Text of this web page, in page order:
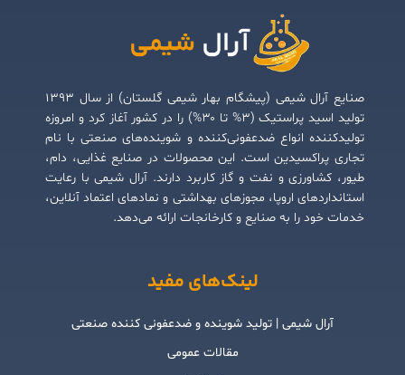
صنایع آرال شیمی (پیشگام بهار شیمی گلستان) از سال ۱۳۹۳
تولید اسید پراستیک (۳% تا ۳۰%) را در کشور آغاز کرد و امروزه
تولیدکننده انواع ضدعفونی‌کننده و شوینده‌های صنعتی با نام
تجاری پراکسیدین است. این محصولات در صنایع غذایی، دام،
طیور، کشاورزی و نفت و گاز کاربرد دارند. آرال شیمی با رعایت
استانداردهای اروپا، مجوزهای بهداشتی و نمادهای اعتماد آنلاین،
خدمات خود را به صنایع و کارخانجات ارائه می‌دهد.
لینک‌های مفید
آرال شیمی | تولید شوینده و ضدعفونی کننده صنعتی
مقالات عمومی